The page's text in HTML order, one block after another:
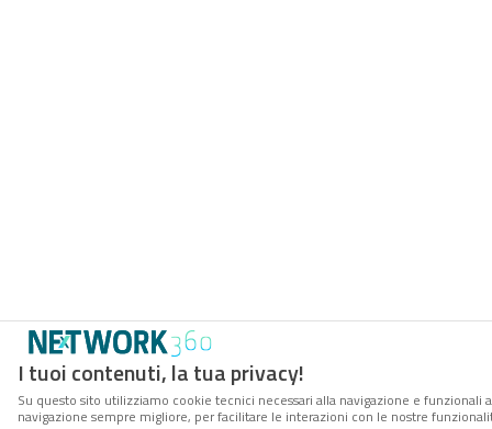
I tuoi contenuti, la tua privacy!
Su questo sito utilizziamo cookie tecnici necessari alla navigazione e
navigazione sempre migliore, per facilitare le interazioni con le nostre